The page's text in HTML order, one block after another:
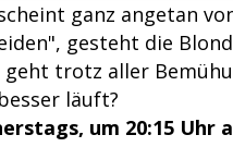
ganz angetan
gesteht die
trotz aller
läuft?
um 20:15 Uhr